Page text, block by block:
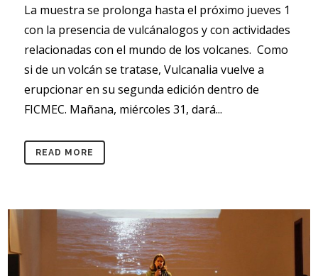
La muestra se prolonga hasta el próximo jueves 1
con la presencia de vulcánalogos y con actividades
relacionadas con el mundo de los volcanes. Como
si de un volcán se tratase, Vulcanalia vuelve a
erupcionar en su segunda edición dentro de
FICMEC. Mañana, miércoles 31, dará...
READ MORE